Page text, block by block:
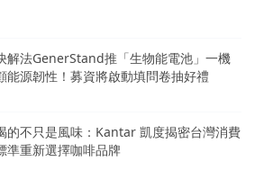
解法GenerStand推「生物能電池」一機
能源韌性！募資將啟動填問卷抽好禮
的不只是風味：Kantar 凱度揭密台灣消費
準重新選擇咖啡品牌